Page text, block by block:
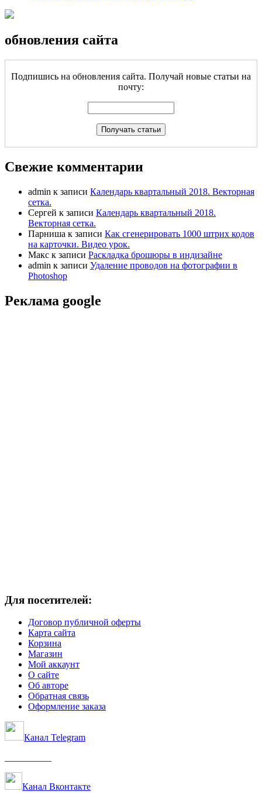
обновления сайта
Подпишись на обновления сайта. Получай новые статьи на
почту:
Свежие комментарии
admin к записи Календарь квартальный 2018. Векторная
сетка.
Сергей к записи Календарь квартальный 2018.
Векторная сетка.
Парниша к записи Как сгенерировать 1000 штрих кодов
на карточки. Видео урок.
Макс к записи Раскладка брошюры в индизайне
admin к записи Удаление проводов на фотографии в
Photoshop
Реклама google
Для посетителей:
Договор публичной оферты
Карта сайта
Корзина
Магазин
Мой аккаунт
О сайте
Об авторе
Обратная связь
Оформление заказа
Канал Telegram
Канал Вконтакте